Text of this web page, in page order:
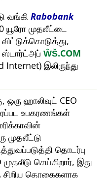
வங்கி Rabobank
யூரோ முதலீட்டை
ஸ்டார்ட்அப் ŴŠ.COM
இலிருந்து
ஒரு ஹாலிவுட் CEO
உபகரணங்கள்
முதலீட்டு
தொடர்பு
செய்கிறார், இது
சிறிய தொகைகளாக